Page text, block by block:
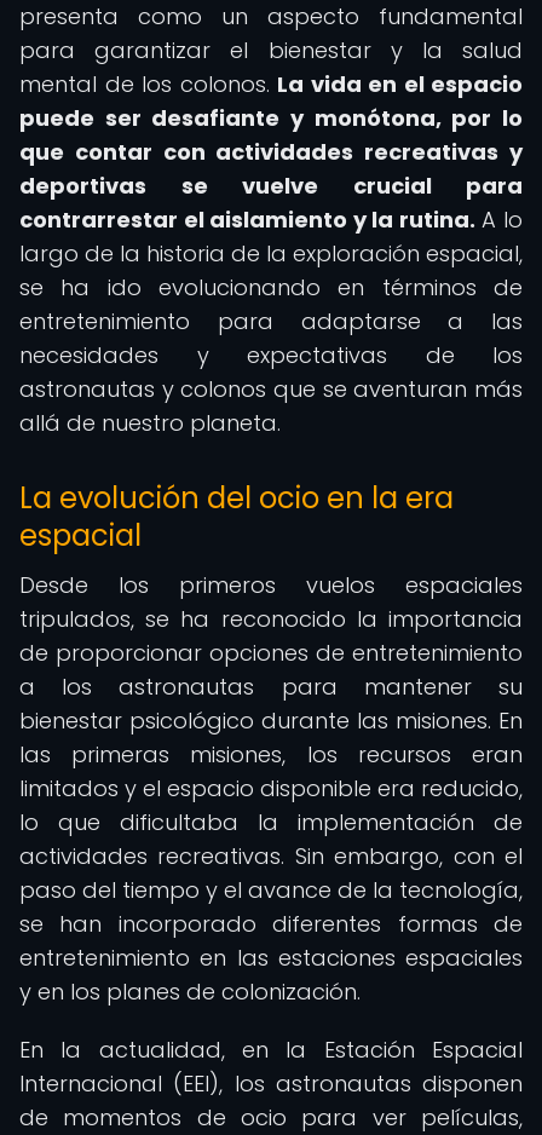
presenta como un aspecto fundamental
para garantizar el bienestar y la salud
mental de los colonos. La vida en el espacio
puede ser desafiante y monótona, por lo
que contar con actividades recreativas y
deportivas se vuelve crucial para
contrarrestar el aislamiento y la rutina. A lo
largo de la historia de la exploración espacial,
se ha ido evolucionando en términos de
entretenimiento para adaptarse a las
necesidades y expectativas de los
astronautas y colonos que se aventuran más
allá de nuestro planeta.
La evolución del ocio en la era
espacial
Desde los primeros vuelos espaciales
tripulados, se ha reconocido la importancia
de proporcionar opciones de entretenimiento
a los astronautas para mantener su
bienestar psicológico durante las misiones. En
las primeras misiones, los recursos eran
limitados y el espacio disponible era reducido,
lo que dificultaba la implementación de
actividades recreativas. Sin embargo, con el
paso del tiempo y el avance de la tecnología,
se han incorporado diferentes formas de
entretenimiento en las estaciones espaciales
y en los planes de colonización.
En la actualidad, en la Estación Espacial
Internacional (EEI), los astronautas disponen
de momentos de ocio para ver películas,